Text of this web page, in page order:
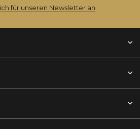
für unseren Newsletter an